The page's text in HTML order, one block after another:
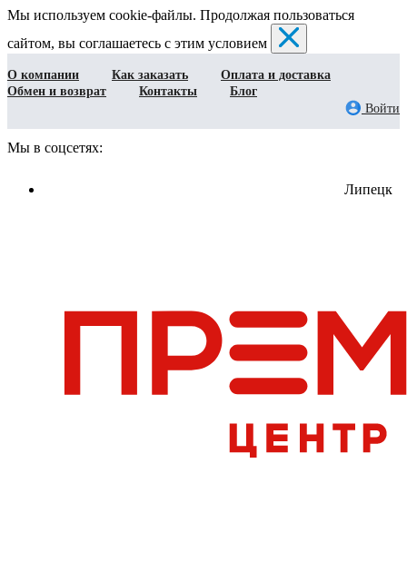
Мы используем cookie-файлы. Продолжая пользоваться
сайтом, вы соглашаетесь с этим условием
О компании Как заказать
Оплата и доставка
Обмен и возврат
Контакты
Блог
Войти
Мы в соцсетях:
Липецк